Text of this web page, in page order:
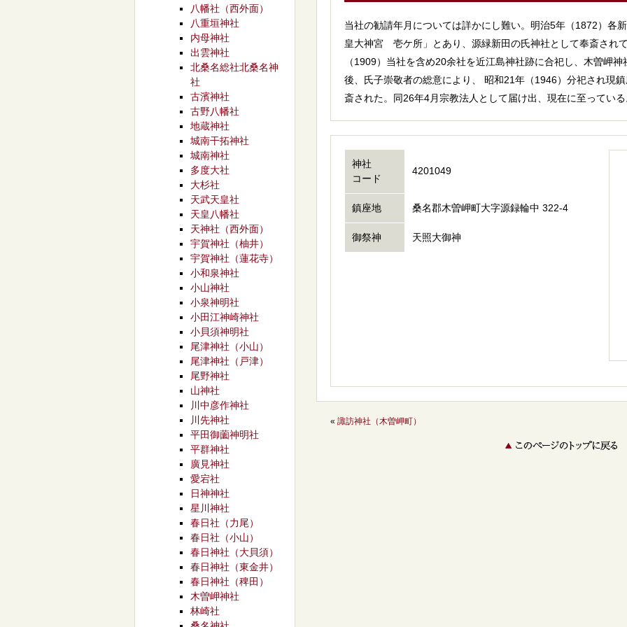
当社の勧請年月については詳かにし難い。明治5年（1872）各
皇大神宮 壱ケ所」とあり、源緑新田の氏神社として奉斎され
（1909）当社を含め20余社を近江島神社跡に合祀し、木曽岬
後、氏子崇敬者の総意により、 昭和21年（1946）分祀され現
斎された。同26年4月宗教法人として届け出、現在に至っている
神社
コード
4201049
鎮座地 桑名郡木曽岬町大字源録輪中 322-4
御祭神 天照大御神
« 諏訪神社（木曽岬町）
八幡社（西外面）
八重垣神社
内母神社
出雲神社
北桑名総社北桑名神
社
古濱神社
古野八幡社
地蔵神社
城南干拓神社
城南神社
多度大社
大杉社
天武天皇社
天皇八幡社
天神社（西外面）
宇賀神社（柚井）
宇賀神社（蓮花寺）
小和泉神社
小山神社
小泉神明社
小田江神崎神社
小貝須神明社
尾津神社（小山）
尾津神社（戸津）
尾野神社
山神社
川中彦作神社
川先神社
平田御薗神明社
平群神社
廣見神社
愛宕社
日神神社
星川神社
春日社（力尾）
春日社（小山）
春日神社（大貝須）
春日神社（東金井）
春日神社（稗田）
木曽岬神社
林崎社